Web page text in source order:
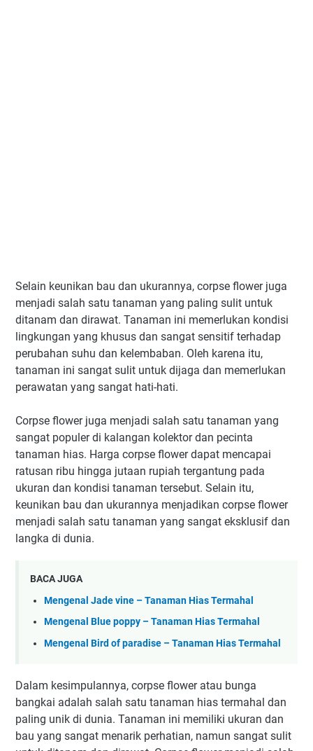
Selain keunikan bau dan ukurannya, corpse flower juga
menjadi salah satu tanaman yang paling sulit untuk
ditanam dan dirawat. Tanaman ini memerlukan kondisi
lingkungan yang khusus dan sangat sensitif terhadap
perubahan suhu dan kelembaban. Oleh karena itu,
tanaman ini sangat sulit untuk dijaga dan memerlukan
perawatan yang sangat hati-hati.
Corpse flower juga menjadi salah satu tanaman yang
sangat populer di kalangan kolektor dan pecinta
tanaman hias. Harga corpse flower dapat mencapai
ratusan ribu hingga jutaan rupiah tergantung pada
ukuran dan kondisi tanaman tersebut. Selain itu,
keunikan bau dan ukurannya menjadikan corpse flower
menjadi salah satu tanaman yang sangat eksklusif dan
langka di dunia.
BACA JUGA
Mengenal Jade vine – Tanaman Hias Termahal
Mengenal Blue poppy – Tanaman Hias Termahal
Mengenal Bird of paradise – Tanaman Hias Termahal
Dalam kesimpulannya, corpse flower atau bunga
bangkai adalah salah satu tanaman hias termahal dan
paling unik di dunia. Tanaman ini memiliki ukuran dan
bau yang sangat menarik perhatian, namun sangat sulit